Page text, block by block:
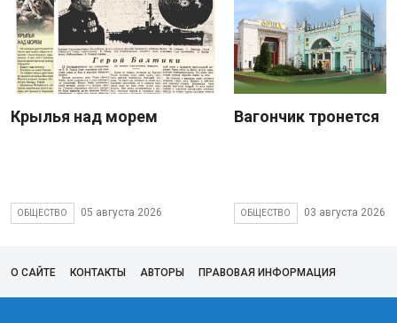
Крылья над морем
ОБЩЕСТВО 05 августа 2026
Вагончик тронется
ОБЩЕСТВО 03 августа 2026
О САЙТЕ КОНТАКТЫ АВТОРЫ ПРАВОВАЯ ИНФОРМАЦИЯ